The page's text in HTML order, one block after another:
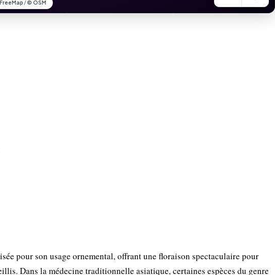
pour son usage ornemental, offrant une floraison spectaculaire pour
Dans la médecine traditionnelle asiatique, certaines espèces du genre